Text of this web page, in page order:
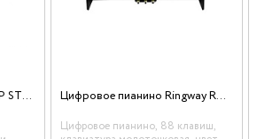
Рояль August Forster 170 EP STUDIO Цифровое пианино Ringway RP-60 BLK
Цифровое пианино, 88 клавиш,